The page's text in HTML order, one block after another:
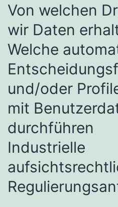
Von welchen
wir Daten
Welche
und/oder
mit
durchführen
Industrielle